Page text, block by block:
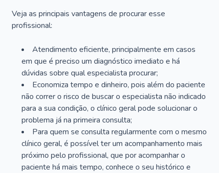
Veja as principais vantagens de procurar esse
profissional:
Atendimento eficiente, principalmente em casos
em que é preciso um diagnóstico imediato e há
dúvidas sobre qual especialista procurar;
Economiza tempo e dinheiro, pois além do paciente
não correr o risco de buscar o especialista não indicado
para a sua condição, o clínico geral pode solucionar o
problema já na primeira consulta;
Para quem se consulta regularmente com o mesmo
clínico geral, é possível ter um acompanhamento mais
próximo pelo profissional, que por acompanhar o
paciente há mais tempo, conhece o seu histórico e